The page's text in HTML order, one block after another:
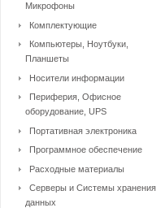
Микрофоны
Комплектующие
Компьютеры, Ноутбуки,
Планшеты
Носители информации
Периферия, Офисное
оборудование, UPS
Портативная электроника
Программное обеспечение
Расходные материалы
Серверы и Системы хранения
данных